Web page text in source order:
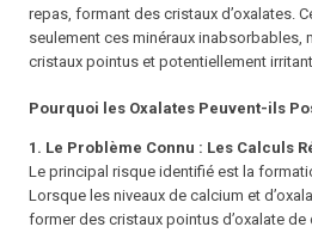
repas, formant des cristaux d’oxalates.
seulement ces minéraux inabsorbables,
cristaux pointus et potentiellement
Pourquoi les Oxalates Peuvent-ils
1. Le Problème Connu : Les Calculs
Le principal risque identifié est la
Lorsque les niveaux de calcium et
former des cristaux pointus d’oxalate